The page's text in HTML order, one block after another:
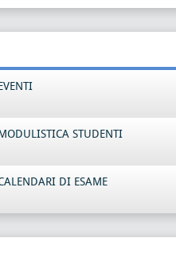
STUDENTI
DI ESAME